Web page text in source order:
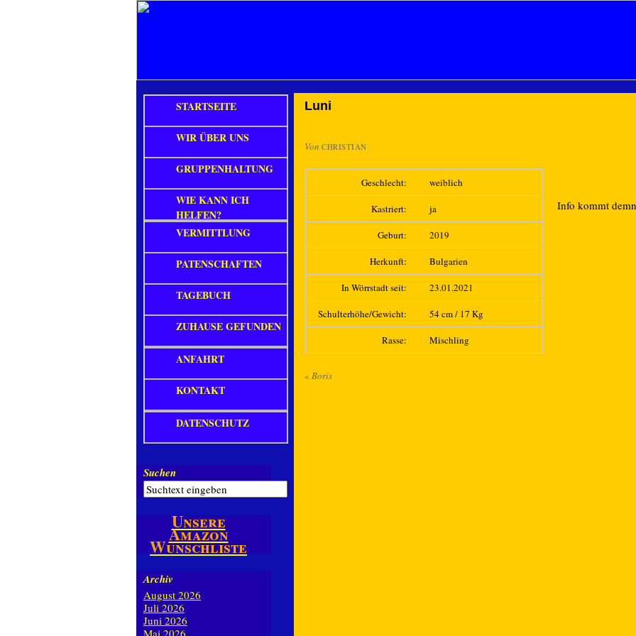
Luni
Von CHRISTIAN
Geschlecht: weiblich
Kastriert: ja
Geburt: 2019
Herkunft: Bulgarien
In Wörrstadt seit: 23.01.2021
Schulterhöhe/Gewicht: 54 cm / 17 Kg
Rasse: Mischling
Info kommt
« Boris
STARTSEITE
WIR ÜBER UNS
GRUPPENHALTUNG
WIE KANN ICH
HELFEN?
VERMITTLUNG
PATENSCHAFTEN
TAGEBUCH
ZUHAUSE GEFUNDEN
ANFAHRT
KONTAKT
DATENSCHUTZ
Suchen
Unsere
Amazon
Wunschliste
Archiv
August 2026
Juli 2026
Juni 2026
Mai 2026